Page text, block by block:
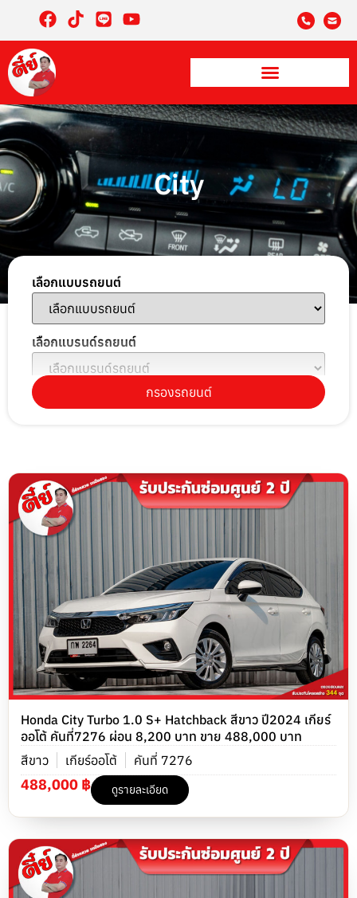
City
เลือกแบบรถยนต์
เลือกแบรนด์รถยนต์
เลือกรุ่นรถยนต์
เลือกราคา
กรองรถยนต์
Honda City Turbo 1.0 S+ Hatchback สีขาว ปี2024 เกียร์
ออโต้ คันที่7276 ผ่อน 8,200 บาท ขาย 488,000 บาท
สีขาว
เกียร์ออโต้ คันที่ 7276
488,000 ฿ ดูรายละเอียด